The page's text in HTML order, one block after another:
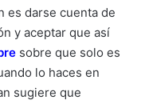
es darse cuenta de
y aceptar que así
sobre que solo es
lo haces en
sugiere que